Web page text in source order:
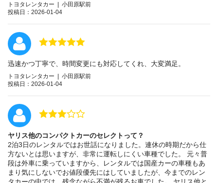
トヨタレンタカー | 小田原駅前
投稿日：2026-01-04
迅速かつ丁寧で、時間変更にも対応してくれ、大変満足。
トヨタレンタカー | 小田原駅前
投稿日：2026-01-04
ヤリス他のコンパクトカーのセレクトって？
2泊3日のレンタルではお世話になりました。連休の時期だから仕
方ないとは思いますが、非常に運転しにくい車種でした。 元々普
段は外車に乗っていますから、レンタルでは国産カーの車種もあ
まり気にしないでお値段優先にはしていましたが、今までのレン